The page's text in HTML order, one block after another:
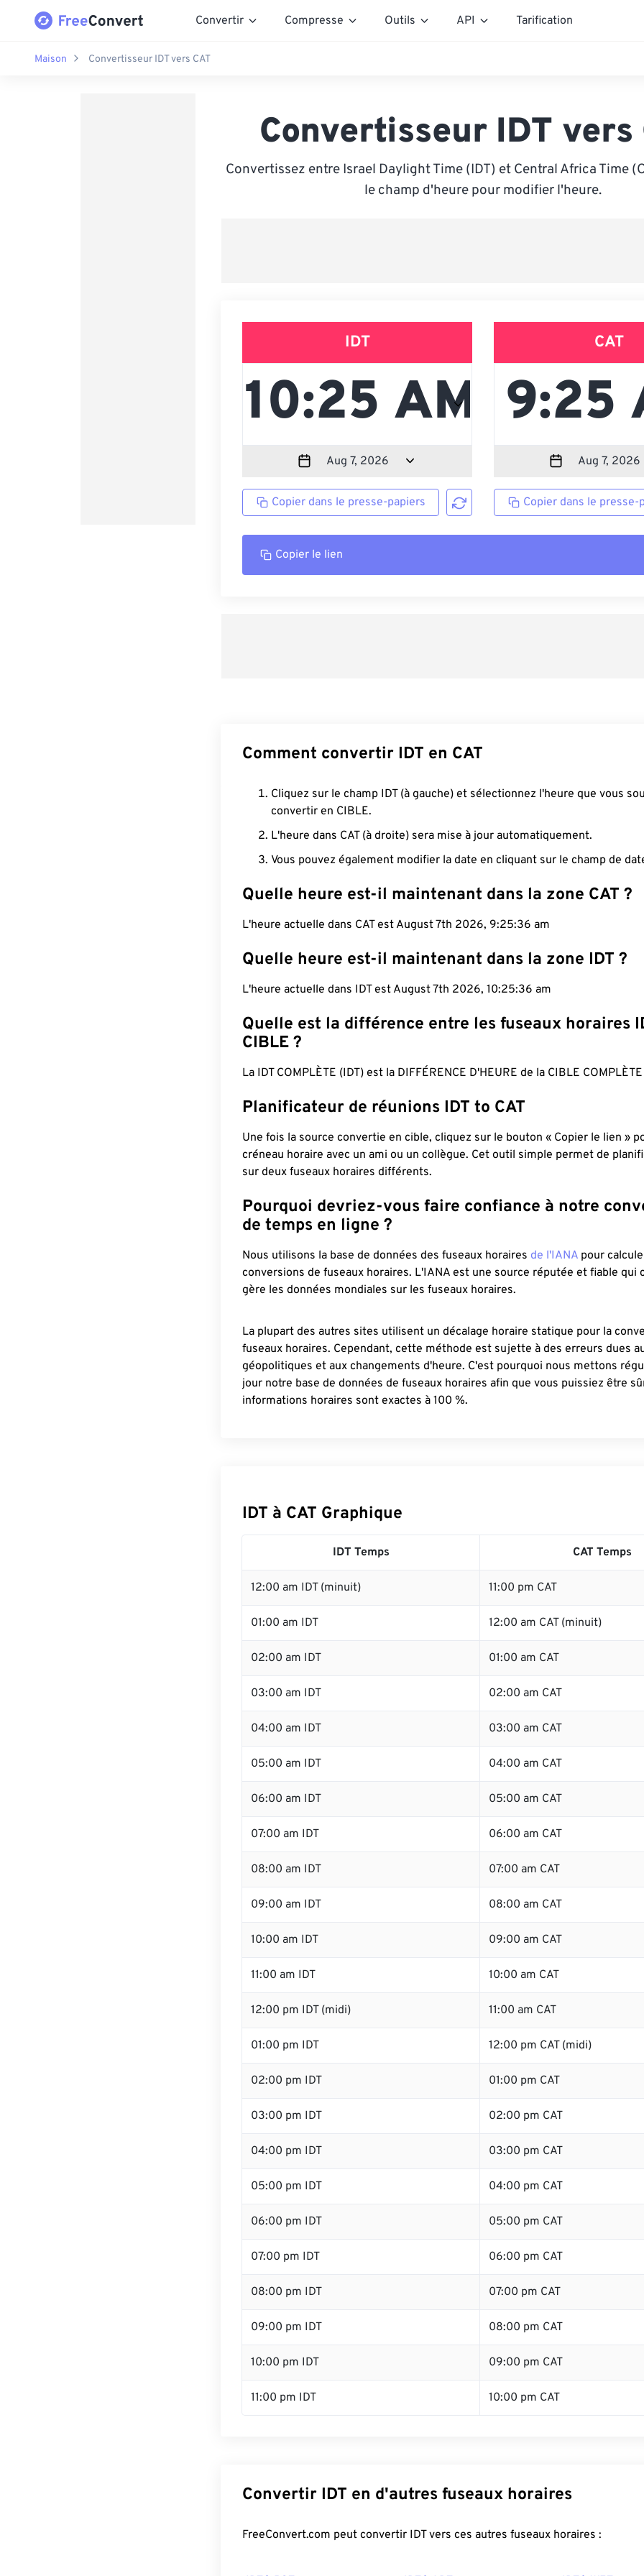
Convertir Compresse Outils API Tarification
Maison Convertisseur IDT vers CAT
Convertisseur IDT vers
Convertissez entre Israel Daylight Time (IDT) et Central Africa Time
le champ d'heure pour modifier l'heure.
IDT
Copier dans le presse-papiers
CAT
Copier dans le presse-
Copier le lien
Comment convertir IDT en CAT
Cliquez sur le champ IDT (à gauche) et sélectionnez l'heure que vous
convertir en CIBLE.
L'heure dans CAT (à droite) sera mise à jour automatiquement.
Vous pouvez également modifier la date en cliquant sur le champ de
Quelle heure est-il maintenant dans la zone CAT ?
L'heure actuelle dans CAT est August 7th 2026, 9:25:37 am
Quelle heure est-il maintenant dans la zone IDT ?
L'heure actuelle dans IDT est August 7th 2026, 10:25:37 am
Quelle est la différence entre les fuseaux horaires
CIBLE ?
La IDT COMPLÈTE (IDT) est la DIFFÉRENCE D'HEURE de la CIBLE COMPLÈTE
Planificateur de réunions IDT to CAT
Une fois la source convertie en cible, cliquez sur le bouton « Copier le lien »
créneau horaire avec un ami ou un collègue. Cet outil simple permet de
sur deux fuseaux horaires différents.
Pourquoi devriez-vous faire confiance à notre
de temps en ligne ?
Nous utilisons la base de données des fuseaux horaires de l'IANA pour
conversions de fuseaux horaires. L'IANA est une source réputée et fiable qui
gère les données mondiales sur les fuseaux horaires.
La plupart des autres sites utilisent un décalage horaire statique pour la
fuseaux horaires. Cependant, cette méthode est sujette à des erreurs dues
géopolitiques et aux changements d'heure. C'est pourquoi nous mettons
jour notre base de données de fuseaux horaires afin que vous puissiez être
informations horaires sont exactes à 100 %.
IDT à CAT Graphique
IDT Temps CAT Temps
12:00 am IDT (minuit) 11:00 pm CAT
01:00 am IDT 12:00 am CAT (minuit)
02:00 am IDT 01:00 am CAT
03:00 am IDT 02:00 am CAT
04:00 am IDT 03:00 am CAT
05:00 am IDT 04:00 am CAT
06:00 am IDT 05:00 am CAT
07:00 am IDT 06:00 am CAT
08:00 am IDT 07:00 am CAT
09:00 am IDT 08:00 am CAT
10:00 am IDT 09:00 am CAT
11:00 am IDT 10:00 am CAT
12:00 pm IDT (midi) 11:00 am CAT
01:00 pm IDT 12:00 pm CAT (midi)
02:00 pm IDT 01:00 pm CAT
03:00 pm IDT 02:00 pm CAT
04:00 pm IDT 03:00 pm CAT
05:00 pm IDT 04:00 pm CAT
06:00 pm IDT 05:00 pm CAT
07:00 pm IDT 06:00 pm CAT
08:00 pm IDT 07:00 pm CAT
09:00 pm IDT 08:00 pm CAT
10:00 pm IDT 09:00 pm CAT
11:00 pm IDT 10:00 pm CAT
Convertir IDT en d'autres fuseaux horaires
FreeConvert.com peut convertir IDT vers ces autres fuseaux horaires :